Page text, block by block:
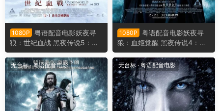
1080P
粤语配音电影妖夜寻
狼：世纪血战 黑夜传说5：血
战 决战异世界5 弑血之战 Und
erworld: Blood Wars
1080P
粤语配音电影妖夜寻
狼：血姬觉醒 黑夜传说4：觉
醒 决战异世界：未来复苏3D
Underworld: Awakening
无台标·粤语配音电影 无台标·粤语配音电影